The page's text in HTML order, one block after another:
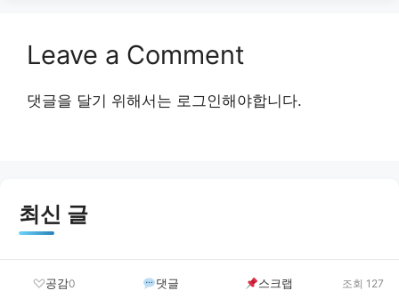
Leave a Comment
댓글을 달기 위해서는 로그인해야합니다.
최신 글
정리공감0 댓글 스크랩 조회 127